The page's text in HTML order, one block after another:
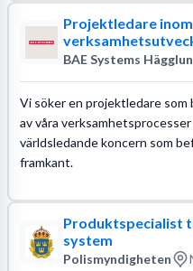
Projektledare
BAE Systems
Vi söker en projektledare
av våra
världsledande koncern som
framkant.
Produktspecialist
system
Polismyndigheten